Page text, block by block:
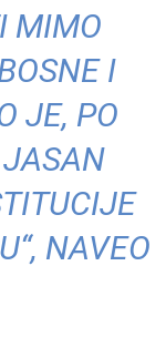
MIMO
I
JE, PO
NAVEO